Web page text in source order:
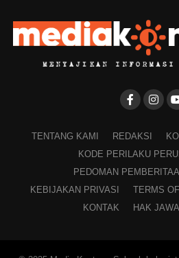
TENTANG KAMI REDAKSI
KODE PERILAKU
PEDOMAN
KEBIJAKAN PRIVASI
TERMS
KONTAK
HAK